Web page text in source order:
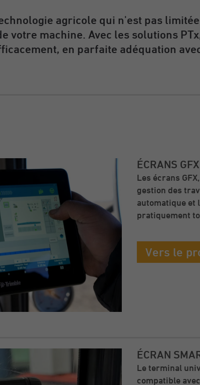
agricole qui n'est pas
votre machine. Avec les solutions
en parfaite adéquation
ÉCRANS GFX
Les écrans
gestion des
automatique et
pratiquement
Vers le
ÉCRAN
Le terminal
compatible